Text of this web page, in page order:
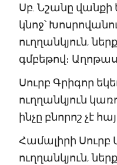
Սբ. Նշանը վանքի
կնոջ՝
ուղղանկյուն,
գմբեթով։
Սուրբ Գրիգոր
ուղղանկյուն
ինչը բնորոշ չէ
Համալիրի Սուրբ
ուղղանկյուն,